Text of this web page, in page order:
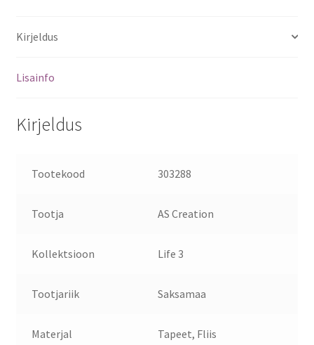
Kirjeldus
Lisainfo
Kirjeldus
Tootekood 303288
Tootja AS Creation
Kollektsioon Life 3
Tootjariik Saksamaa
Materjal Tapeet, Fliis